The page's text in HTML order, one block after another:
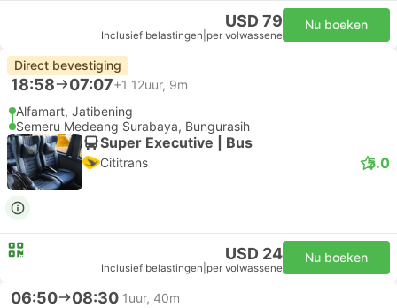
USD 79
Inclusief belastingen per volwassene
Nu boeken
Direct bevestiging
18:58 07:07+1 12uur, 9m
Alfamart, Jatibening
Semeru Medeang Surabaya, Bungurasih
Super Executive | Bus
Cititrans 5.0
USD 24
Inclusief belastingen per volwassene
Nu boeken
06:50 08:30 1uur, 40m